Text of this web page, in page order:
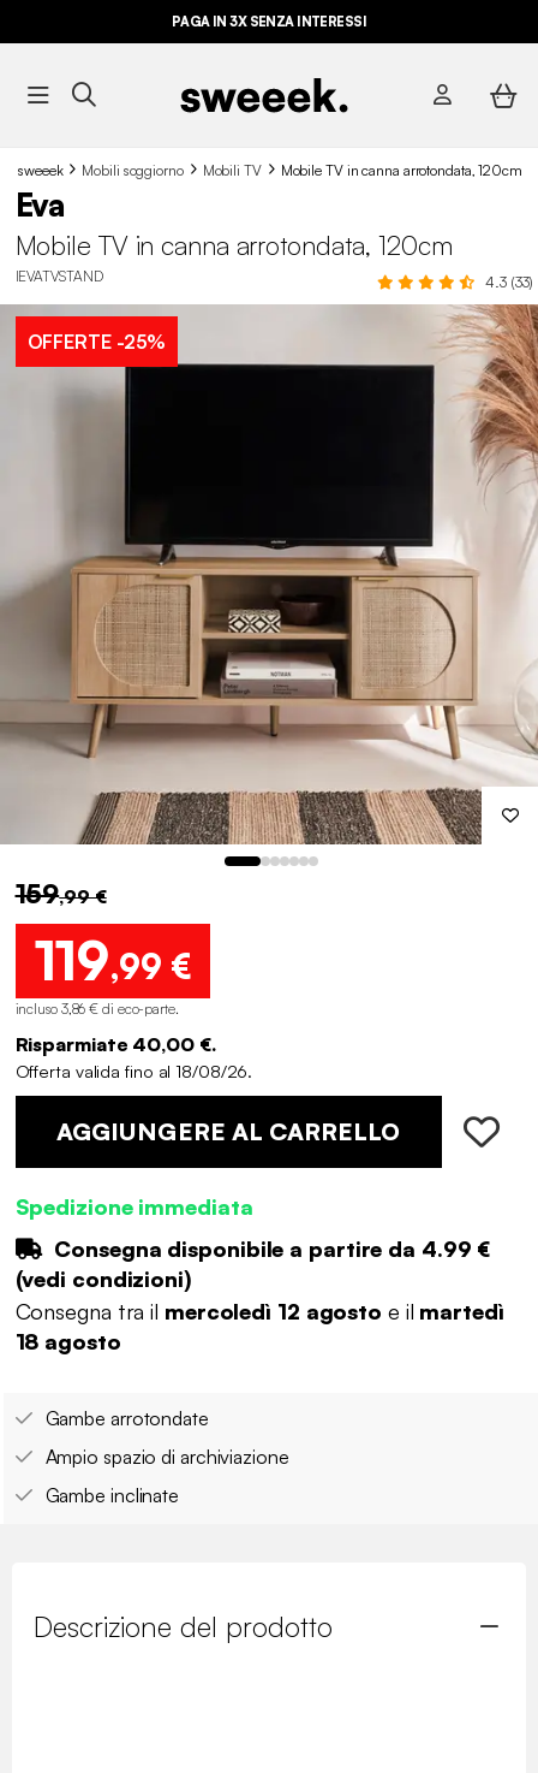
PAGA IN 3X SENZA INTERESSI
sweeek Mobili soggiorno Mobili TV Mobile TV in canna arrotondata, 120cm
Eva
Mobile TV in canna arrotondata, 120cm
IEVATVSTAND 4.3 (33)
OFFERTE-25%
159,99 €
119,99 €
incluso 3,86 € di eco-parte.
Risparmiate 40,00 €.
Offerta valida fino al 18/08/26.
AGGIUNGERE AL CARRELLO
Spedizione immediata
Consegna disponibile a partire da 4.99 €
(vedi condizioni)
Consegna tra il mercoledì 12 agosto e il martedì
18 agosto
Gambe arrotondate
Ampio spazio di archiviazione
Gambe inclinate
Descrizione del prodotto